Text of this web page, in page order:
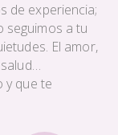
de experiencia;
seguimos a tu
El amor,
y que te